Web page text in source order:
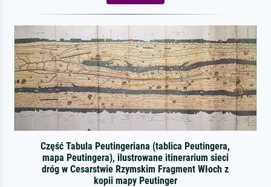
Część Tabula Peutingeriana (tablica Peutingera,
mapa Peutingera), ilustrowane itinerarium sieci
dróg w Cesarstwie Rzymskim Fragment Włoch z
kopii mapy Peutinger